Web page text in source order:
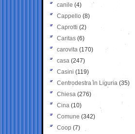
canile (4)
Cappello (8)
Caprotti (2)
Caritas (6)
carovita (170)
casa (247)
Casini (119)
Centrodestra in Liguria (35)
Chiesa (276)
Cina (10)
Comune (342)
Coop (7)